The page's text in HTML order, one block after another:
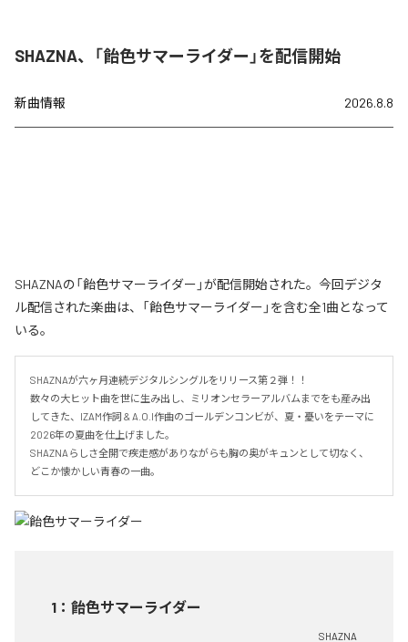
SHAZNA、「飴色サマーライダー」を配信開始
新曲情報 2026.8.8
SHAZNAの「飴色サマーライダー」が配信開始された。今回デジタ
ル配信された楽曲は、「飴色サマーライダー」を含む全1曲となって
いる。
SHAZNAが六ヶ月連続デジタルシングルをリリース第２弾！！
数々の大ヒット曲を世に生み出し、ミリオンセラーアルバムまでをも産み出
してきた、IZAM作詞 & A.O.I作曲のゴールデンコンビが、夏・憂いをテーマに
2026年の夏曲を仕上げました。
SHAZNAらしさ全開で疾走感がありながらも胸の奥がキュンとして切なく、
どこか懐かしい青春の一曲。
1 ： 飴色サマーライダー
SHAZNA